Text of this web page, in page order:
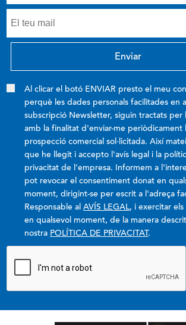
Al clicar el botó ENVIAR presto el meu
perquè les dades personals facilitades en
subscripció Newsletter, siguin tractats per
amb la finalitat d'enviar-me periòdicament
prospecció comercial sol·licitada. Així
que he llegit i accepto l'avís legal i la
privacitat de l'empresa. Informem a
pot revocar el consentiment donat en
moment, dirigint-se per escrit a l'adreça
Responsable alAVÍS LEGAL, i exercitar
en qualsevol moment, de la manera
nostra POLÍTICA DE PRIVACITAT.